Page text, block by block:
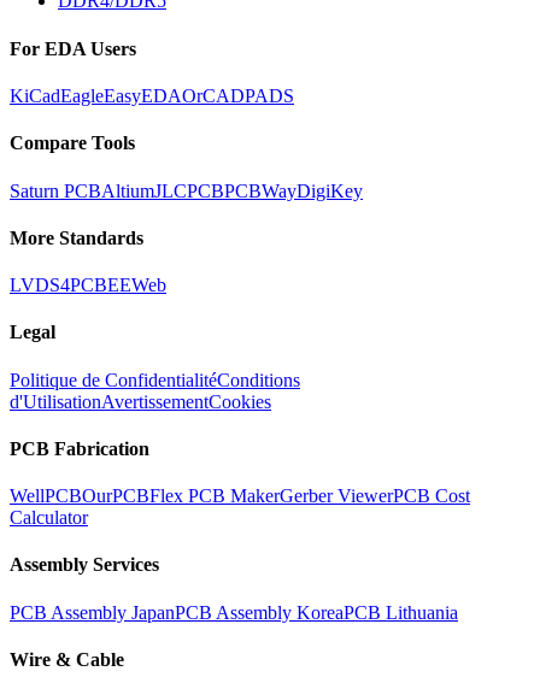
For EDA Users
KiCadEagleEasyEDAOrCADPADS
Compare Tools
Saturn PCBAltiumJLCPCBPCBWayDigiKey
More Standards
LVDS4PCBEEWeb
Legal
Politique de ConfidentialitéConditions
d'UtilisationAvertissementCookies
PCB Fabrication
WellPCBOurPCBFlex PCB MakerGerber ViewerPCB Cost
Calculator
Assembly Services
PCB Assembly JapanPCB Assembly KoreaPCB Lithuania
Wire & Cable